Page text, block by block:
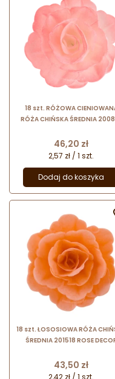
18 szt. RÓŻOWA
RÓŻA CHIŃSKA ŚREDNIA
waflowa - 55 mm
Cena
46,20 zł
2,57 zł / 1 szt.
Dodaj do koszyka
18 szt. ŁOSOSIOWA RÓŻA
ŚREDNIA 201518 ROSE
mm
Cena
43,50 zł